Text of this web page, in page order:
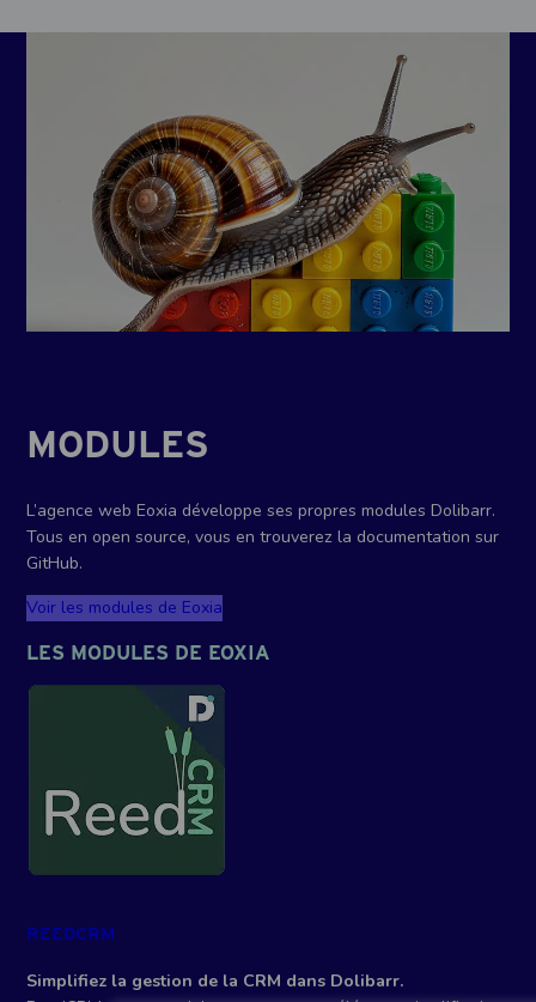
MODULES
L’agence web Eoxia développe ses propres modules Dolibarr.
Tous en open source, vous en trouverez la documentation sur
GitHub.
Voir les modules de Eoxia
LES MODULES DE EOXIA
REEDCRM
Simplifiez la gestion de la CRM dans Dolibarr.